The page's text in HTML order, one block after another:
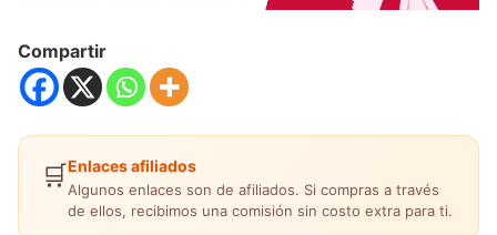
Compartir
🛒Enlaces afiliados
Algunos enlaces son de afiliados. Si compras a través
de ellos, recibimos una comisión sin costo extra para ti.